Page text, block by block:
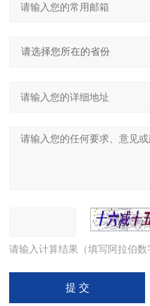
请输入计算结果（填写阿拉伯